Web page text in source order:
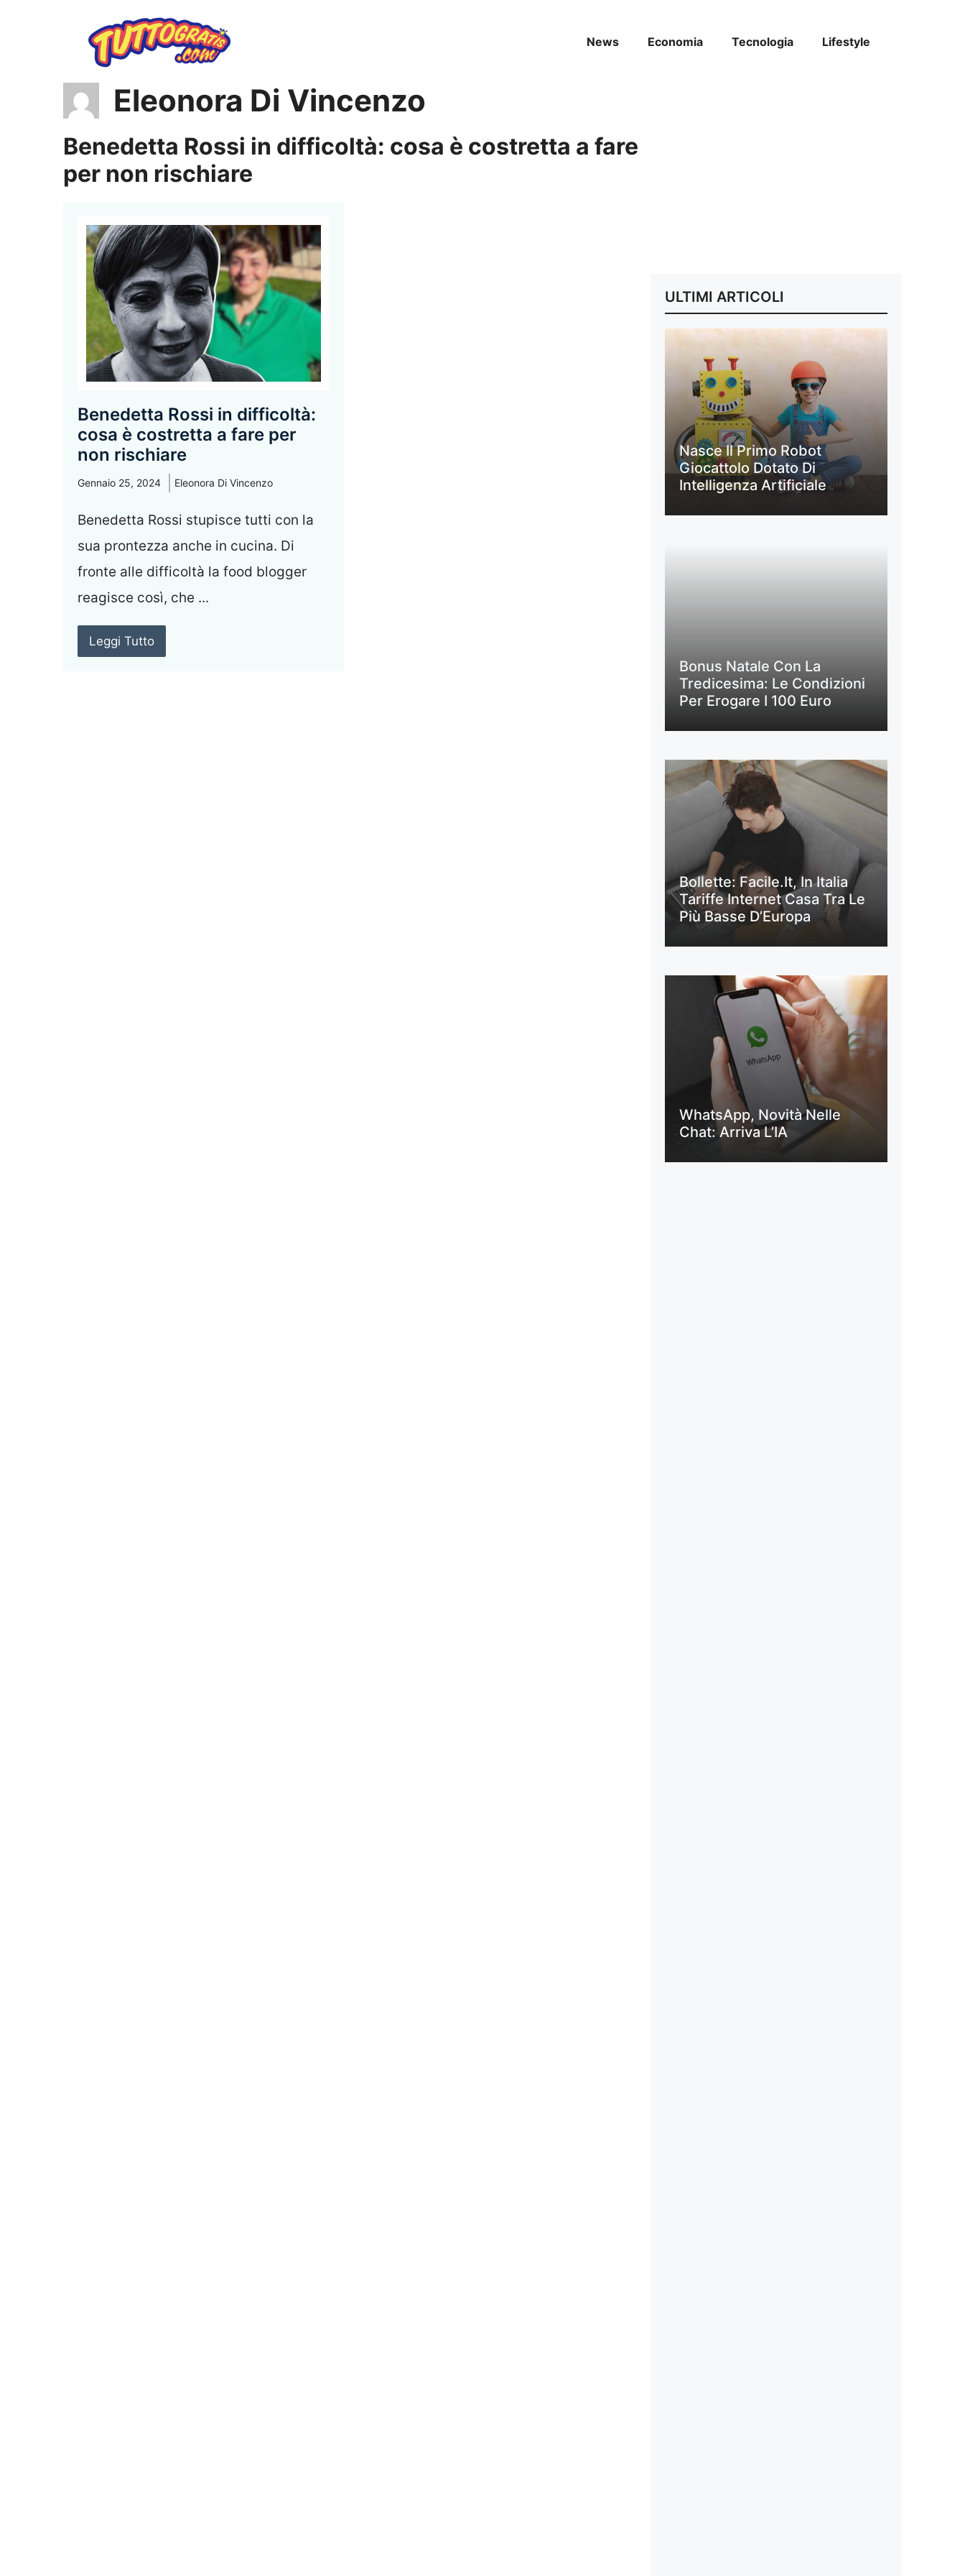
News Economia Tecnologia Lifestyle
Eleonora Di Vincenzo
Benedetta Rossi in difficoltà: cosa è costretta a fare
per non rischiare
Benedetta Rossi in difficoltà:
cosa è costretta a fare per
non rischiare
Gennaio 25, 2024 Eleonora Di Vincenzo
Benedetta Rossi stupisce tutti con la
sua prontezza anche in cucina. Di
fronte alle difficoltà la food blogger
reagisce così, che ...
Leggi Tutto
ULTIMI ARTICOLI
Nasce Il Primo Robot
Giocattolo Dotato Di
Intelligenza Artificiale
Bonus Natale Con La
Tredicesima: Le Condizioni
Per Erogare I 100 Euro
Bollette: Facile.it, In Italia
Tariffe Internet Casa Tra Le
Più Basse D’Europa
WhatsApp, Novità Nelle
Chat: Arriva L’IA